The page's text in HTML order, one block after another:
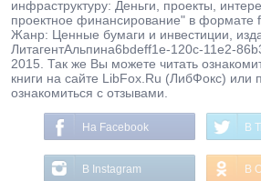
инфраструктуру: Деньги, проекты,
проектное финансирование" в формате
Жанр: Ценные бумаги и инвестиции,
ЛитагентАльпина6bdeff1e-120c-11e2-
2015. Так же Вы можете читать
книги на сайте LibFox.Ru (ЛибФокс) или
ознакомиться с отзывами.
На Facebook В
В Instagram В